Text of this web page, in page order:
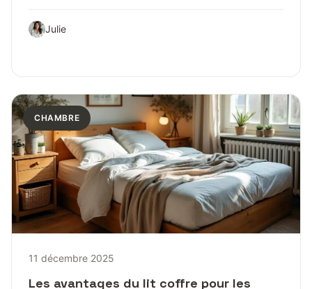
Julie
CHAMBRE
11 décembre 2025
Les avantages du lit coffre pour les